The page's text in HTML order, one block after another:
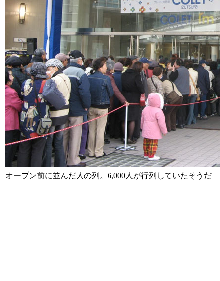
オープン前に並んだ人の列。6,000人が行列していたそうだ